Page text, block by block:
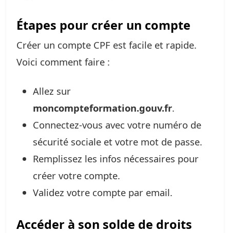
Étapes pour créer un compte
Créer un compte CPF est facile et rapide.
Voici comment faire :
Allez sur
moncompteformation.gouv.fr.
Connectez-vous avec votre numéro de
sécurité sociale et votre mot de passe.
Remplissez les infos nécessaires pour
créer votre compte.
Validez votre compte par email.
Accéder à son solde de droits